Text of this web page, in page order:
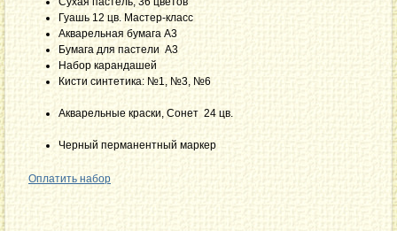
Гуашь 12 цв. Мастер-класс
Акварельная бумага А3
Бумага для пастели А3
Набор карандашей
Кисти синтетика: №1, №3, №6
Акварельные краски, Сонет 24 цв.
Черный перманентный маркер
Оплатить набор